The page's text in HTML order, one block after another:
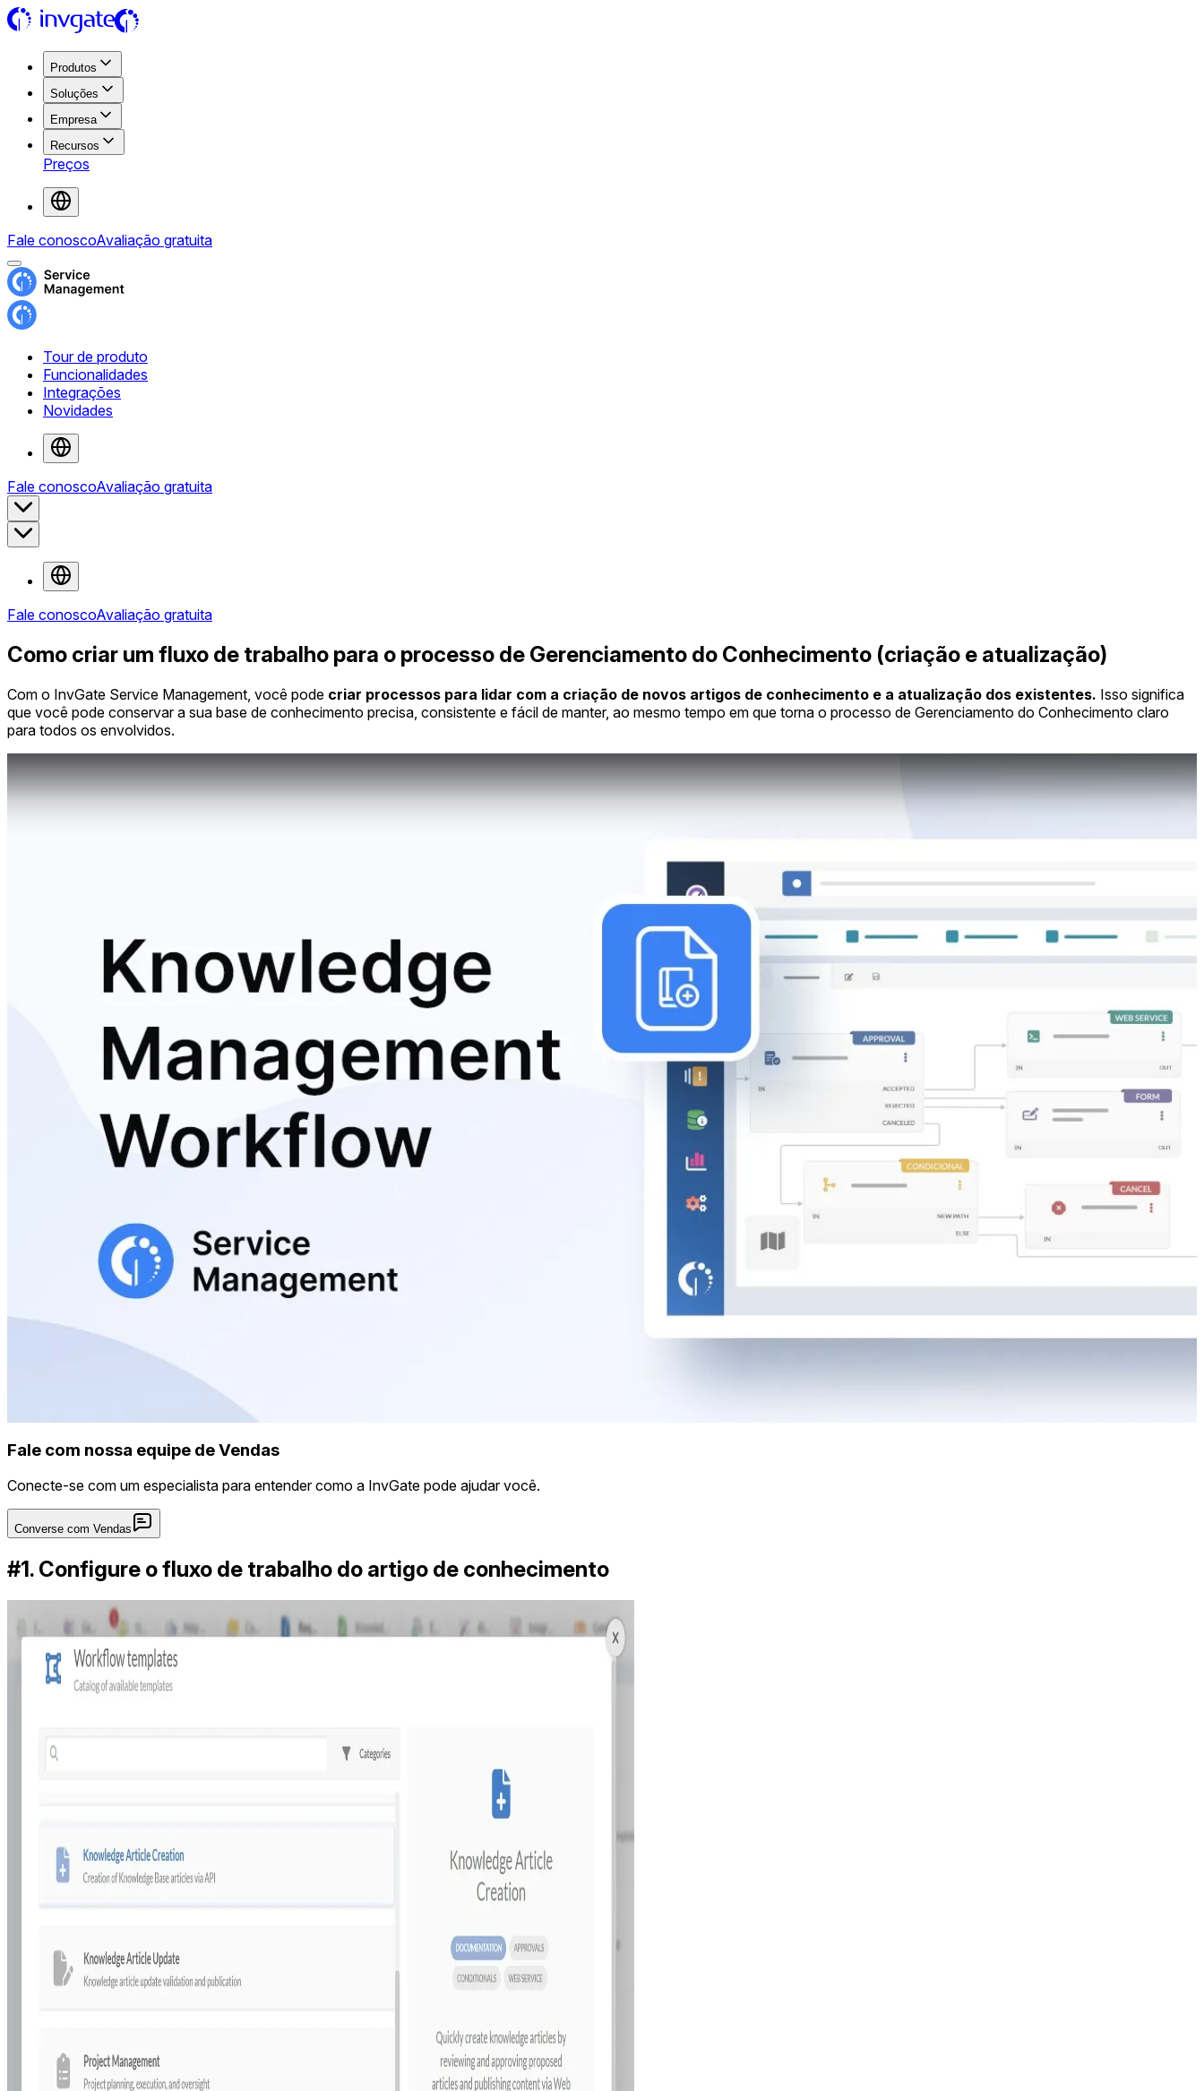
Produtos
Soluções
Empresa
Recursos
Preços
Fale conoscoAvaliação gratuita
Tour de produto
Funcionalidades
Integrações
Novidades
Fale conoscoAvaliação gratuita
Fale conoscoAvaliação gratuita
Como criar um fluxo de trabalho para o processo de Gerenciamento do Conhecimento (criação e atualização)
Com o InvGate Service Management, você pode criar processos para lidar com a criação de novos artigos de conhecimento e a atualização dos existentes. Isso significa
que você pode conservar a sua base de conhecimento precisa, consistente e fácil de manter, ao mesmo tempo em que torna o processo de Gerenciamento do Conhecimento claro
para todos os envolvidos.
Fale com nossa equipe de Vendas
Conecte-se com um especialista para entender como a InvGate pode ajudar você.
Converse com Vendas
#1. Configure o fluxo de trabalho do artigo de conhecimento